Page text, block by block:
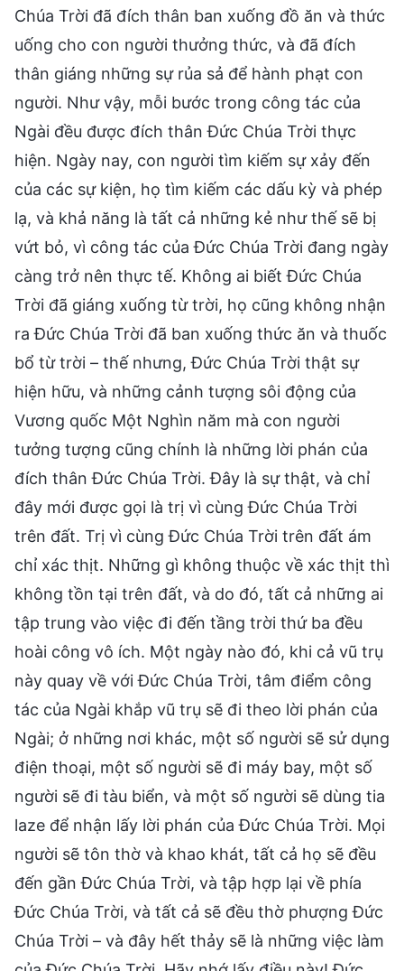
Chúa Trời đã đích thân ban xuống đồ ăn và thức
uống cho con người thưởng thức, và đã đích
thân giáng những sự rủa sả để hành phạt con
người. Như vậy, mỗi bước trong công tác của
Ngài đều được đích thân Đức Chúa Trời thực
hiện. Ngày nay, con người tìm kiếm sự xảy đến
của các sự kiện, họ tìm kiếm các dấu kỳ và phép
lạ, và khả năng là tất cả những kẻ như thế sẽ bị
vứt bỏ, vì công tác của Đức Chúa Trời đang ngày
càng trở nên thực tế. Không ai biết Đức Chúa
Trời đã giáng xuống từ trời, họ cũng không nhận
ra Đức Chúa Trời đã ban xuống thức ăn và thuốc
bổ từ trời – thế nhưng, Đức Chúa Trời thật sự
hiện hữu, và những cảnh tượng sôi động của
Vương quốc Một Nghìn năm mà con người
tưởng tượng cũng chính là những lời phán của
đích thân Đức Chúa Trời. Đây là sự thật, và chỉ
đây mới được gọi là trị vì cùng Đức Chúa Trời
trên đất. Trị vì cùng Đức Chúa Trời trên đất ám
chỉ xác thịt. Những gì không thuộc về xác thịt thì
không tồn tại trên đất, và do đó, tất cả những ai
tập trung vào việc đi đến tầng trời thứ ba đều
hoài công vô ích. Một ngày nào đó, khi cả vũ trụ
này quay về với Đức Chúa Trời, tâm điểm công
tác của Ngài khắp vũ trụ sẽ đi theo lời phán của
Ngài; ở những nơi khác, một số người sẽ sử dụng
điện thoại, một số người sẽ đi máy bay, một số
người sẽ đi tàu biển, và một số người sẽ dùng tia
laze để nhận lấy lời phán của Đức Chúa Trời. Mọi
người sẽ tôn thờ và khao khát, tất cả họ sẽ đều
đến gần Đức Chúa Trời, và tập hợp lại về phía
Đức Chúa Trời, và tất cả sẽ đều thờ phượng Đức
Chúa Trời – và đây hết thảy sẽ là những việc làm